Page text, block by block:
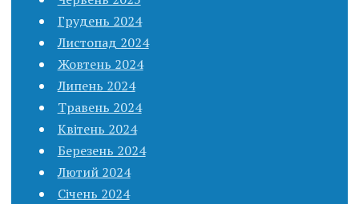
Грудень 2024
Листопад 2024
Жовтень 2024
Липень 2024
Травень 2024
Квітень 2024
Березень 2024
Лютий 2024
Січень 2024